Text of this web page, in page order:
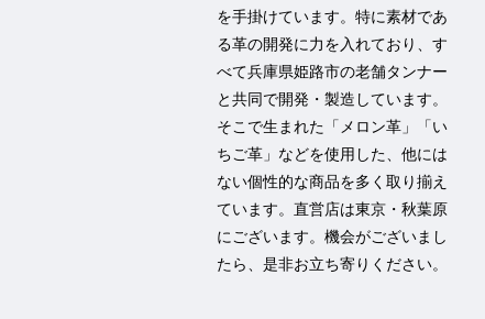
を手掛けています。特に素材であ
る革の開発に力を入れており、す
べて兵庫県姫路市の老舗タンナー
と共同で開発・製造しています。
そこで生まれた「メロン革」「い
ちご革」などを使用した、他には
ない個性的な商品を多く取り揃え
ています。直営店は東京・秋葉原
にございます。機会がございまし
たら、是非お立ち寄りください。